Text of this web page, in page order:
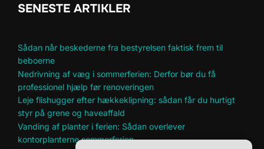
SENESTE ARTIKLER
Sådan når beskederne fra bestyrelsen faktisk frem til
beboerne
Nedrivning af væg i sommerferien: Derfor bør du få
professionel hjælp før renoveringen
Leje flishugger efter hækkeklipning: sådan får du hurtigt
styr på grene og haveaffald
Vanding af planter i ferien: Sådan overlever
kontorplanterne sommerferien